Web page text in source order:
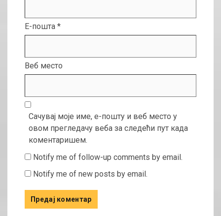
Е-пошта *
Веб место
Сачувај моје име, е-пошту и веб место у
овом прегледачу веба за следећи пут када
коментаришем.
Notify me of follow-up comments by email.
Notify me of new posts by email.